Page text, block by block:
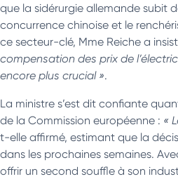
que la sidérurgie allemande subit
concurrence chinoise et le
ce secteur-clé, Mme Reiche a
compensation des prix de
encore plus crucial ».
La ministre s’est dit confiante
de la Commission européenne : «
t-elle affirmé, estimant que la
dans les prochaines semaines.
offrir un second souffle à son